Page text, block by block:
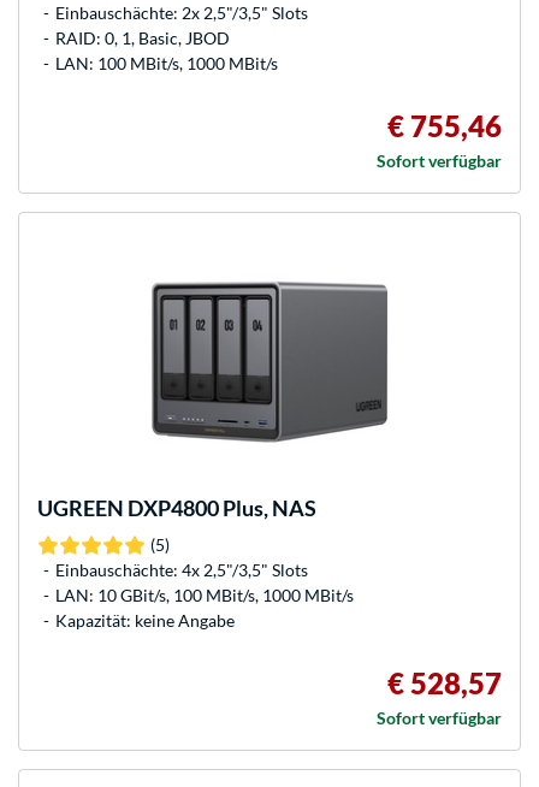
Einbauschächte: 2x 2,5"/3,5" Slots
RAID: 0, 1, Basic, JBOD
LAN: 100 MBit/s, 1000 MBit/s
€ 755,46
Sofort verfügbar
UGREEN DXP4800 Plus, NAS
(5)
Einbauschächte: 4x 2,5"/3,5" Slots
LAN: 10 GBit/s, 100 MBit/s, 1000 MBit/s
Kapazität: keine Angabe
€ 528,57
Sofort verfügbar